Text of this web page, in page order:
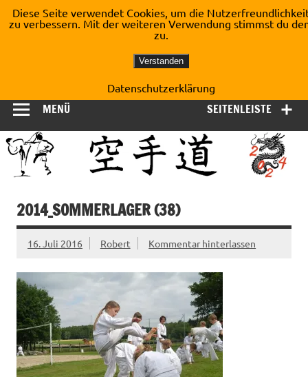
Inhalt
springen
Shotokan Karate Dojo
Kirchberg e.V.
SEITENLEISTE
MENÜ
2014_SOMMERLAGER (38)
16. Juli 2016 Robert Kommentar hinterlassen
Diese Seite verwendet Cookies, um die
zu verbessern. Mit der weiteren Verwendung stimmst du
zu.
Verstanden
Datenschutzerklärung